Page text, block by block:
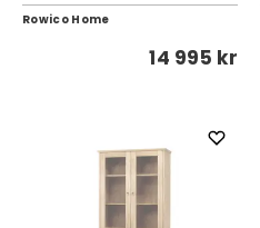
Rowico Home
14 995 kr